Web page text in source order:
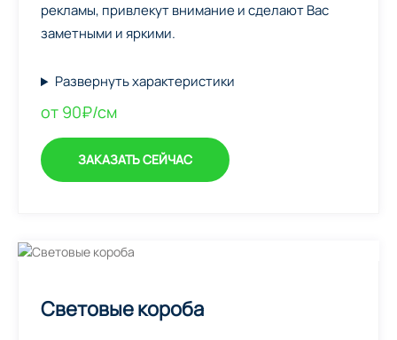
рекламы, привлекут внимание и сделают Вас
заметными и яркими.
Развернуть характеристики
от 90₽/см
ЗАКАЗАТЬ СЕЙЧАС
Световые короба